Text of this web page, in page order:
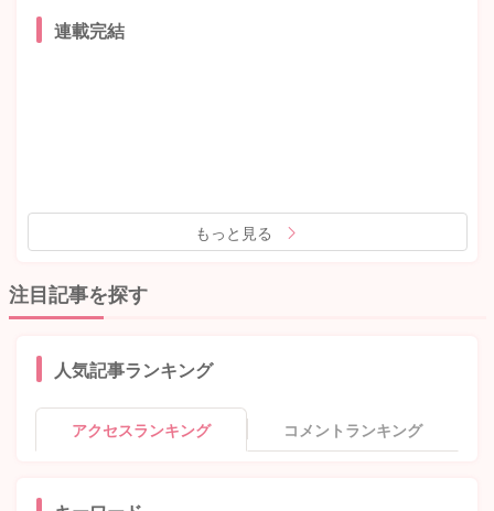
連載完結
もっと見る
注目記事を探す
人気記事ランキング
アクセスランキング コメントランキング